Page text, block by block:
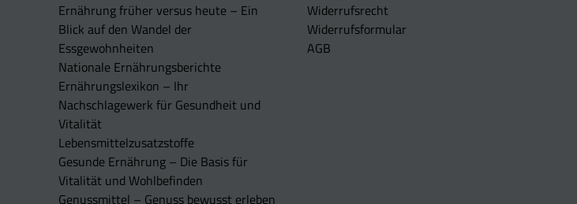
Ernährung früher versus heute – Ein
Blick auf den Wandel der
Essgewohnheiten
Nationale Ernährungsberichte
Ernährungslexikon – Ihr
Nachschlagewerk für Gesundheit und
Vitalität
Lebensmittelzusatzstoffe
Gesunde Ernährung – Die Basis für
Vitalität und Wohlbefinden
Genussmittel – Genuss bewusst erleben
Widerrufsrecht
Widerrufsformular
AGB